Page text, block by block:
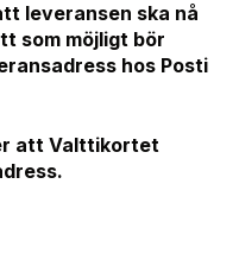
leveransen ska nå
som möjligt bör
hos Posti
att Valttikortet